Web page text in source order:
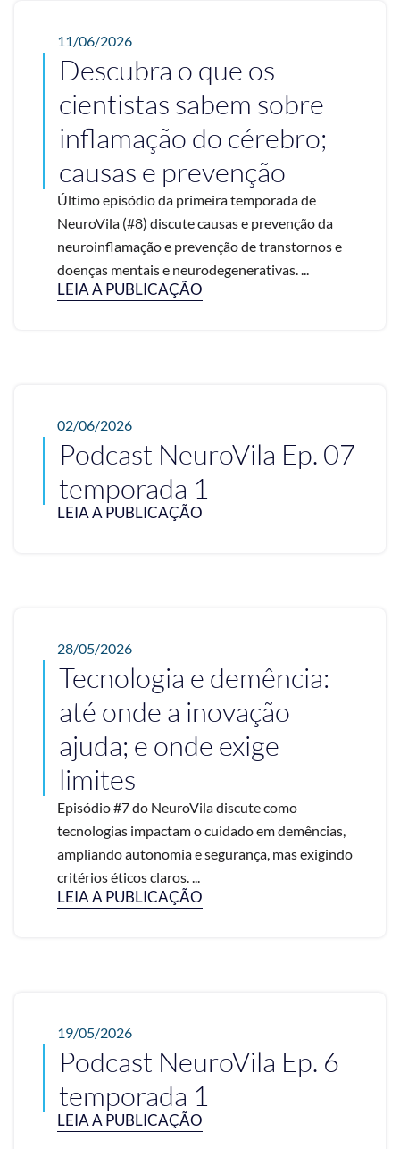
11/06/2026
Descubra o que os
cientistas sabem sobre
inflamação do cérebro;
causas e prevenção
Último episódio da primeira temporada de
NeuroVila (#8) discute causas e prevenção da
neuroinflamação e prevenção de transtornos e
doenças mentais e neurodegenerativas. ...
LEIA A PUBLICAÇÃO
02/06/2026
Podcast NeuroVila Ep. 07
temporada 1
LEIA A PUBLICAÇÃO
28/05/2026
Tecnologia e demência:
até onde a inovação
ajuda; e onde exige
limites
Episódio #7 do NeuroVila discute como
tecnologias impactam o cuidado em demências,
ampliando autonomia e segurança, mas exigindo
critérios éticos claros. ...
LEIA A PUBLICAÇÃO
19/05/2026
Podcast NeuroVila Ep. 6
temporada 1
LEIA A PUBLICAÇÃO